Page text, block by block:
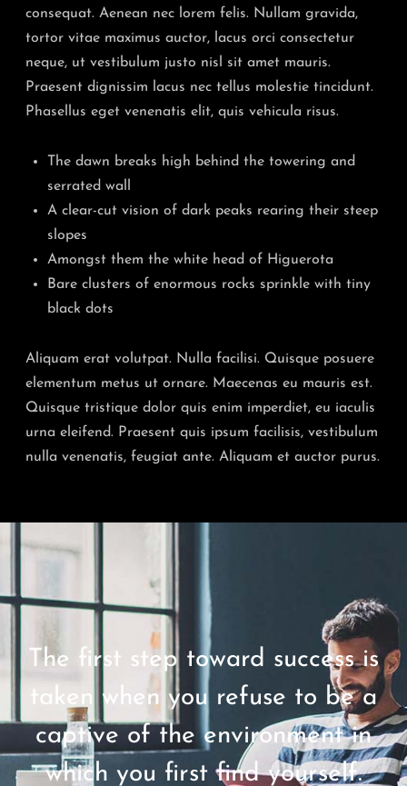
consequat. Aenean nec lorem felis. Nullam gravida,
tortor vitae maximus auctor, lacus orci consectetur
neque, ut vestibulum justo nisl sit amet mauris.
Praesent dignissim lacus nec tellus molestie tincidunt.
Phasellus eget venenatis elit, quis vehicula risus.
The dawn breaks high behind the towering and
serrated wall
A clear-cut vision of dark peaks rearing their steep
slopes
Amongst them the white head of Higuerota
Bare clusters of enormous rocks sprinkle with tiny
black dots
Aliquam erat volutpat. Nulla facilisi. Quisque posuere
elementum metus ut ornare. Maecenas eu mauris est.
Quisque tristique dolor quis enim imperdiet, eu iaculis
urna eleifend. Praesent quis ipsum facilisis, vestibulum
nulla venenatis, feugiat ante. Aliquam et auctor purus.
The first step toward success is
taken when you refuse to be a
captive of the environment in
which you first find yourself.